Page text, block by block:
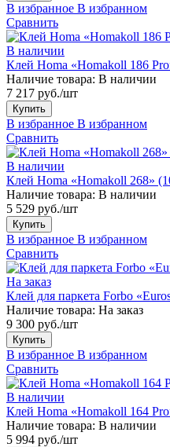
В избранное В избранном
Сравнить
В наличии
Клей Homa «Homakoll 186
Наличие товара: В наличии
7 217 руб./шт
Купить
В избранное В избранном
Сравнить
В наличии
Клей Homa «Homakoll 268»
Наличие товара: В наличии
5 529 руб./шт
Купить
В избранное В избранном
Сравнить
На заказ
Клей для паркета Forbo
Наличие товара: На заказ
9 300 руб./шт
Купить
В избранное В избранном
Сравнить
В наличии
Клей Homa «Homakoll 164
Наличие товара: В наличии
5 994 руб./шт